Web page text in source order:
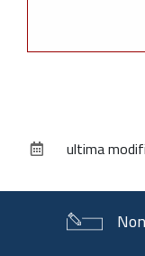
documento
ultima